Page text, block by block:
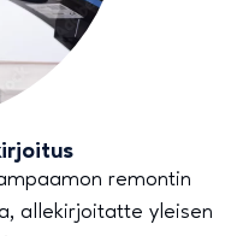
remontin
allekirjoitatte yleisen